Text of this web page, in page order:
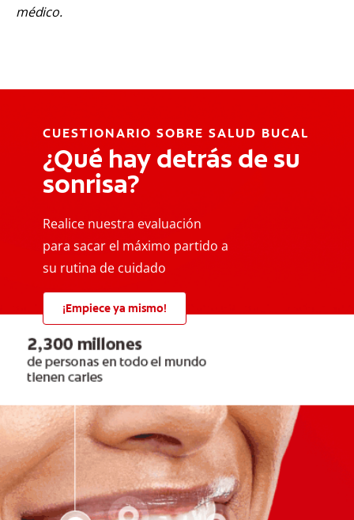
médico.
CUESTIONARIO SOBRE SALUD BUCAL
¿Qué hay detrás de su
sonrisa?
Realice nuestra evaluación
para sacar el máximo partido a
su rutina de cuidado
¡Empiece ya mismo!